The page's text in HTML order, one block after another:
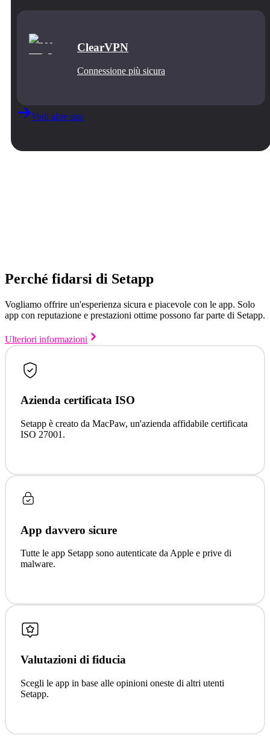
ClearVPN
Connessione più sicura
Vedi altre app
Perché fidarsi di Setapp
Vogliamo offrire un'esperienza sicura e piacevole con le app. Solo
app con reputazione e prestazioni ottime possono far parte di Setapp.
Ulteriori informazioni
Azienda certificata ISO
Setapp è creato da MacPaw, un'azienda affidabile certificata
ISO 27001.
App davvero sicure
Tutte le app Setapp sono autenticate da Apple e prive di
malware.
Valutazioni di fiducia
Scegli le app in base alle opinioni oneste di altri utenti
Setapp.